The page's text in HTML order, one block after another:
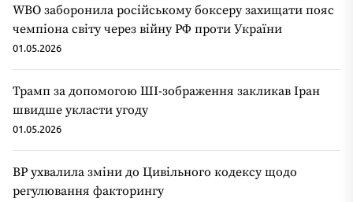
WBO заборонила російському боксеру захищати пояс
чемпіона світу через війну РФ проти України
01.05.2026
Трамп за допомогою ШІ-зображення закликав Іран
швидше укласти угоду
01.05.2026
ВР ухвалила зміни до Цивільного кодексу щодо
регулювання факторингу